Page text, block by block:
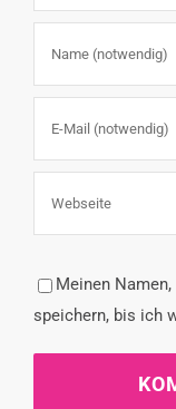
Meinen
speichern, bis ich